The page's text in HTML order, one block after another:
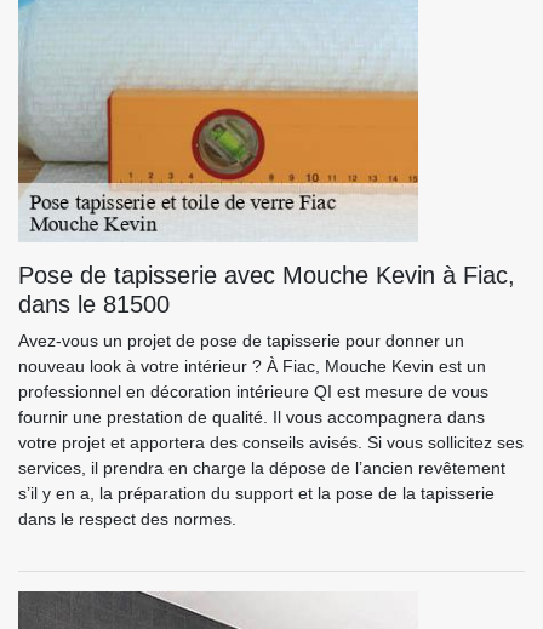
Pose de tapisserie avec Mouche Kevin à Fiac,
dans le 81500
Avez-vous un projet de pose de tapisserie pour donner un
nouveau look à votre intérieur ? À Fiac, Mouche Kevin est un
professionnel en décoration intérieure QI est mesure de vous
fournir une prestation de qualité. Il vous accompagnera dans
votre projet et apportera des conseils avisés. Si vous sollicitez ses
services, il prendra en charge la dépose de l’ancien revêtement
s’il y en a, la préparation du support et la pose de la tapisserie
dans le respect des normes.